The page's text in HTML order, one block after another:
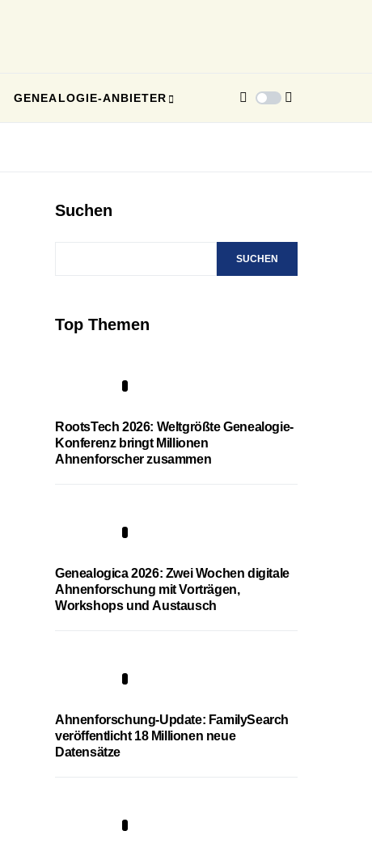
GENEALOGIE-ANBIETER
Suchen
SUCHEN
Top Themen
RootsTech 2026: Weltgrößte Genealogie-
Konferenz bringt Millionen
Ahnenforscher zusammen
Genealogica 2026: Zwei Wochen digitale
Ahnenforschung mit Vorträgen,
Workshops und Austausch
Ahnenforschung-Update: FamilySearch
veröffentlicht 18 Millionen neue
Datensätze